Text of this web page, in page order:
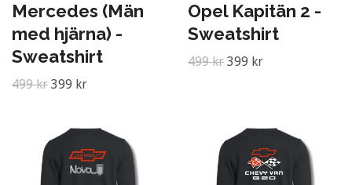
Mercedes (Män
med hjärna) -
Sweatshirt
499 kr 399 kr
Opel Kapitän 2 -
Sweatshirt
499 kr 399 kr